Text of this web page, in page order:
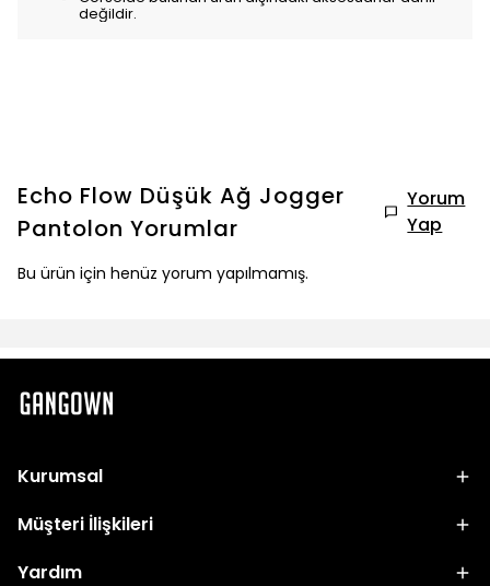
değildir.
Echo Flow Düşük Ağ Jogger
Pantolon Yorumlar
Yorum
Yap
Bu ürün için henüz yorum yapılmamış.
Kurumsal
Müşteri İlişkileri
Yardım